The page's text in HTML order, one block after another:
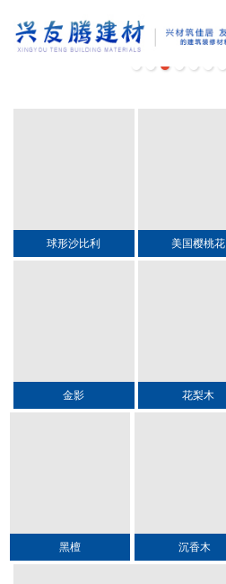
球形沙比利 美国樱桃花
金影 花梨木
黑檀 沉香木